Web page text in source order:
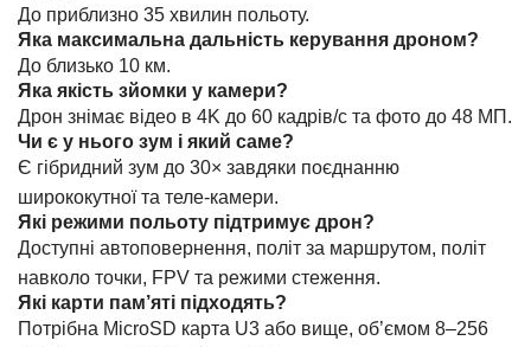
До приблизно 35 хвилин польоту.
Яка максимальна дальність керування дроном?
До близько 10 км.
Яка якість зйомки у камери?
Дрон знімає відео в 4K до 60 кадрів/с та фото до 48 МП.
Чи є у нього зум і який саме?
Є гібридний зум до 30× завдяки поєднанню
ширококутної та теле-камери.
Які режими польоту підтримує дрон?
Доступні автоповернення, політ за маршрутом, політ
навколо точки, FPV та режими стеження.
Які карти пам’яті підходять?
Потрібна MicroSD карта U3 або вище, об’ємом 8–256